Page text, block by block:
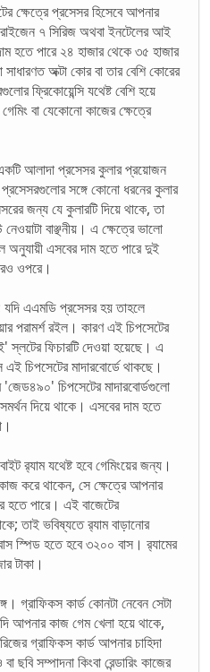
ক্ষেত্রে প্রসেসর হিসেবে আপনার
৭ সিরিজ অথবা ইনটেলের আই
হতে পারে ২৪ হাজার থেকে ৩৫ হাজার
অক্টা কোর বা তার বেশি কোরের
ফ্রিকোয়েন্সি যথেষ্ট বেশি হয়ে
বা যেকোনো কাজের ক্ষেত্রে
আলাদা প্রসেসর কুলার প্রয়োজন
সঙ্গে কোনো ধরনের কুলার
জন্য যে কুলারটি দিয়ে থাকে, তা
বাঞ্ছনীয়। এ ক্ষেত্রে ভালো
অনুযায়ী এসবের দাম হতে পারে দুই
ওপরে।
যদি এএমডি প্রসেসর হয় তাহলে
পরামর্শ রইল। কারণ এই চিপসেটের
স্লটের ফিচারটি দেওয়া হয়েছে। এ
চিপসেটের মাদারবোর্ডে থাকছে।
চিপসেটের মাদারবোর্ডগুলো
দিয়ে থাকে। এসবের দাম হতে
র‌্যাম যথেষ্ট হবে গেমিংয়ের জন্য।
কাজ করে থাকেন, সে ক্ষেত্রে আপনার
হতে পারে। এই বাজেটের
তাই ভবিষ্যতে র‌্যাম বাড়ানোর
স্পিড হতে হবে ৩২০০ বাস। র‌্যামের
টাকা।
গ্রাফিকস কার্ড কোনটা নেবেন সেটা
আপনার কাজ গেম খেলা হয়ে থাকে,
গ্রাফিকস কার্ড আপনার চাহিদা
সম্পাদনা কিংবা রেন্ডারিং কাজের